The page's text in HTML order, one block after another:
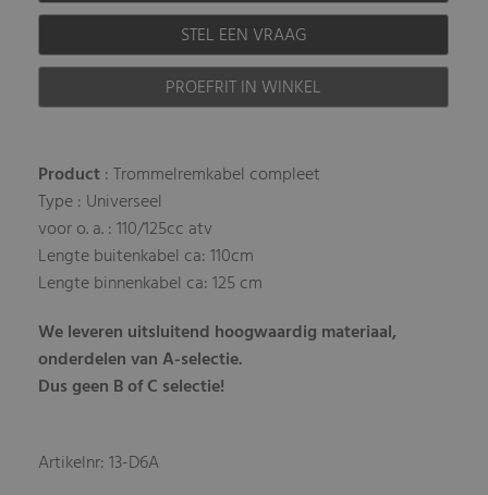
STEL EEN VRAAG
PROEFRIT IN WINKEL
Product: Trommelremkabel compleet
Type : Universeel
voor o. a. : 110/125cc atv
Lengte buitenkabel ca: 110cm
Lengte binnenkabel ca: 125 cm
We leveren uitsluitend hoogwaardig materiaal,
onderdelen van A-selectie.
Dus geen B of C selectie!
Artikelnr: 13-D6A